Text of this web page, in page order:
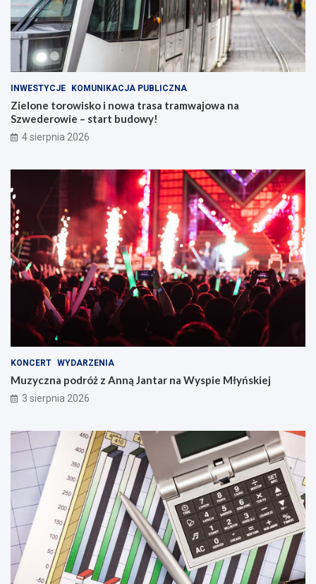
INWESTYCJE KOMUNIKACJA PUBLICZNA
Zielone torowisko i nowa trasa tramwajowa na
Szwederowie – start budowy!
4 sierpnia 2026
KONCERT WYDARZENIA
Muzyczna podróż z Anną Jantar na Wyspie Młyńskiej
3 sierpnia 2026